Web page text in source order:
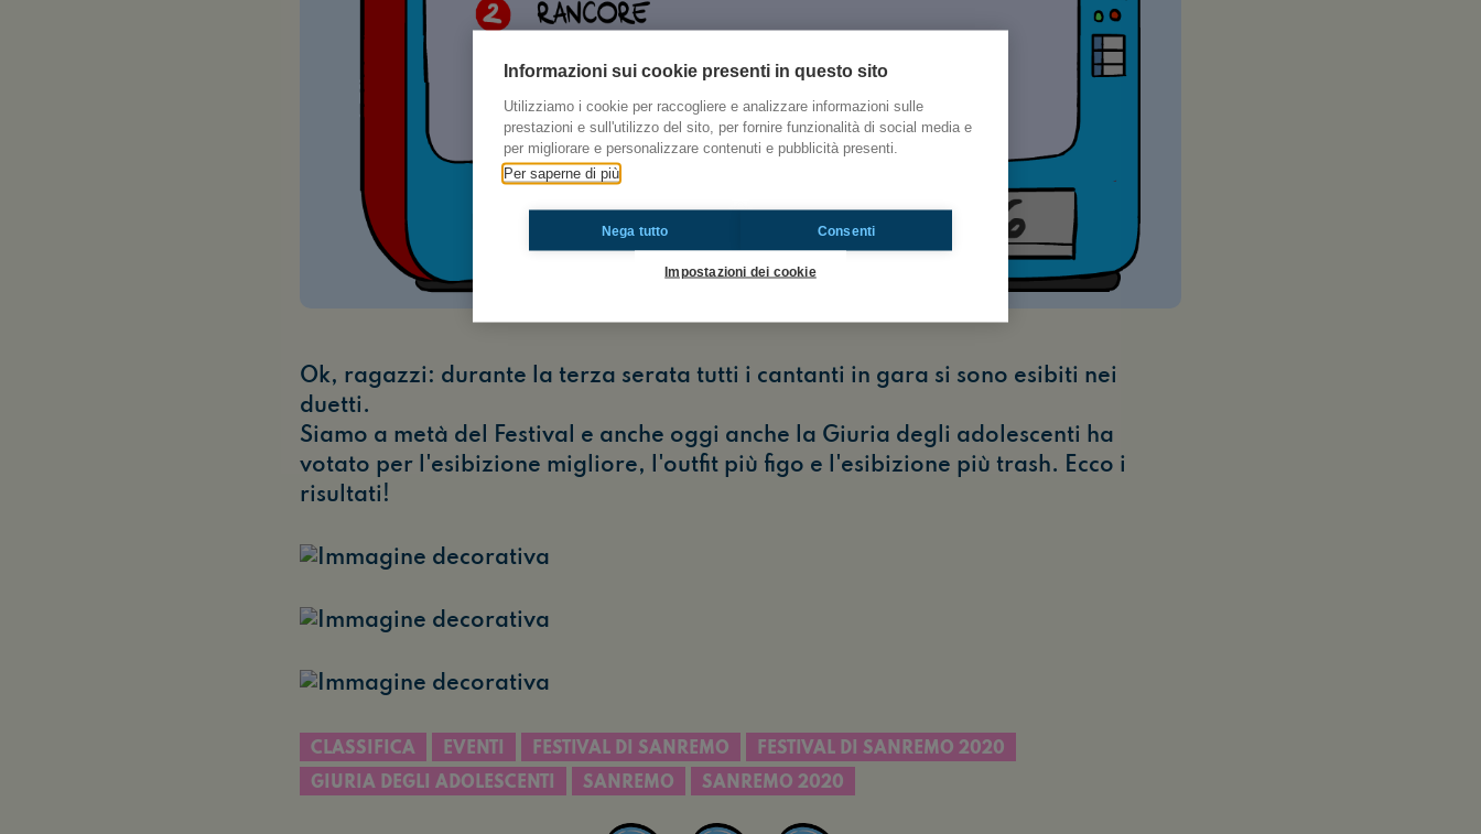
Ok, ragazzi: durante la terza serata tutti i cantanti in gara si sono esibiti nei
duetti.
Siamo a metà del Festival e anche oggi anche la Giuria degli adolescenti ha
votato per l'esibizione migliore, l'outfit più figo e l'esibizione più trash. Ecco i
risultati!
CLASSIFICA EVENTI FESTIVAL DI SANREMO
FESTIVAL DI SANREMO 2020
GIURIA DEGLI ADOLESCENTI
SANREMO SANREMO 2020
Informazioni sui cookie presenti in questo sito
Utilizziamo i cookie per raccogliere e analizzare informazioni sulle
prestazioni e sull'utilizzo del sito, per fornire funzionalità di social media e
per migliorare e personalizzare contenuti e pubblicità presenti.
Per saperne di più
Nega tutto Consenti
Impostazioni dei cookie